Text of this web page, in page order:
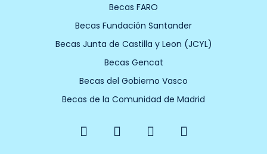
Becas FARO
Becas Fundación Santander
Becas Junta de Castilla y Leon (JCYL)
Becas Gencat
Becas del Gobierno Vasco
Becas de la Comunidad de Madrid
F
a
X
-
Y
o
I
n